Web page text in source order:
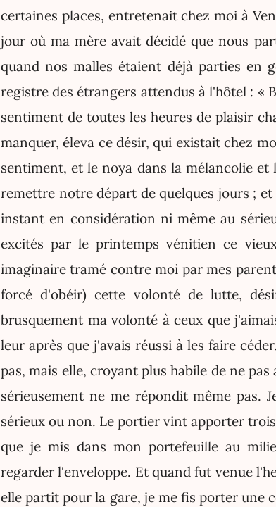
certaines places, entretenait chez moi à
jour où ma mère avait décidé que nous
quand nos malles étaient déjà parties en
registre des étrangers attendus à l'hôtel : «
sentiment de toutes les heures de plaisir
manquer, éleva ce désir, qui existait chez
sentiment, et le noya dans la mélancolie et
remettre notre départ de quelques jours ;
instant en considération ni même au
excités par le printemps vénitien ce
imaginaire tramé contre moi par mes
forcé d'obéir) cette volonté de lutte,
brusquement ma volonté à ceux que
leur après que j'avais réussi à les faire
pas, mais elle, croyant plus habile de ne
sérieusement ne me répondit même pas.
sérieux ou non. Le portier vint apporter
que je mis dans mon portefeuille au
regarder l'enveloppe. Et quand fut venue
elle partit pour la gare, je me fis porter une